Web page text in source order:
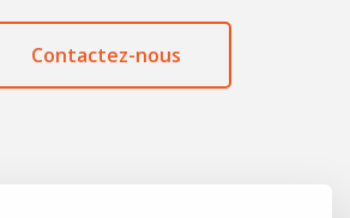
Contactez-nous